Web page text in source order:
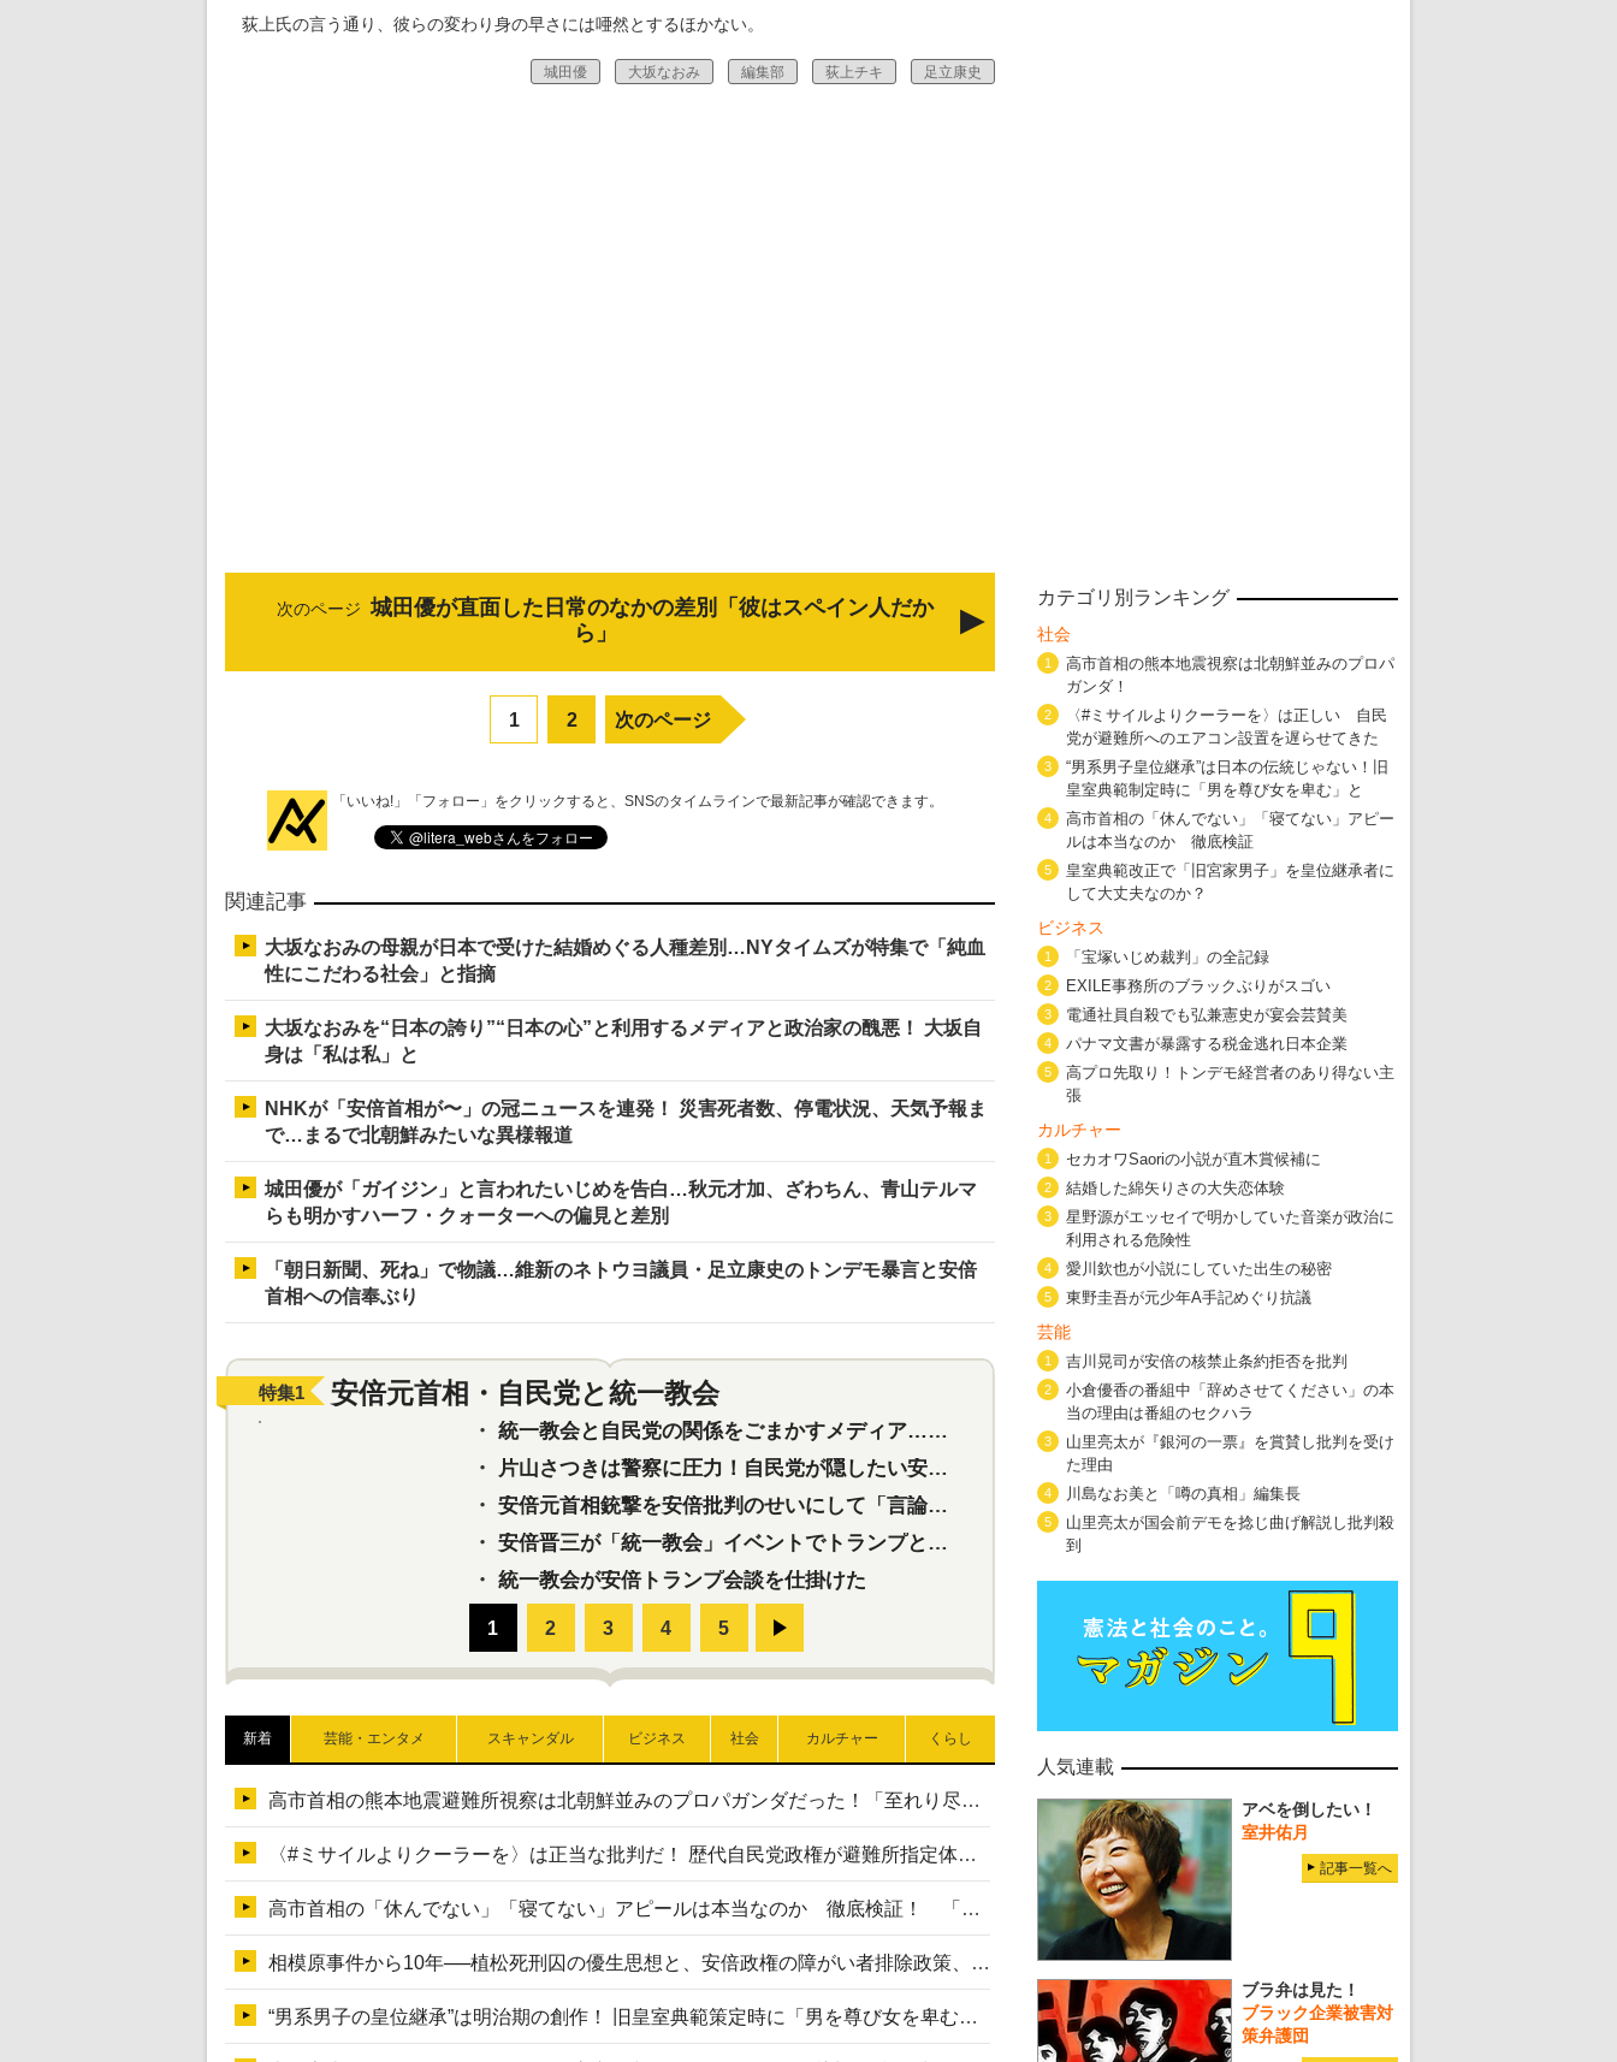
荻上氏の言う通り、彼らの変わり身の早さには唖然とするほかない。
城田優 大坂なおみ 編集部 荻上チキ 足立康史
次のページ 城田優が直面した日常のなかの差別「彼はスペイン人だか
ら」
1 2 次のページ
「いいね!」「フォロー」をクリックすると、SNSのタイムラインで最新記事が確認できます。
関連記事
大坂なおみの母親が日本で受けた結婚めぐる人種差別…NYタイムズが特集で「純血
性にこだわる社会」と指摘
大坂なおみを“日本の誇り”“日本の心”と利用するメディアと政治家の醜悪！ 大坂自
身は「私は私」と
NHKが「安倍首相が〜」の冠ニュースを連発！ 災害死者数、停電状況、天気予報ま
で…まるで北朝鮮みたいな異様報道
城田優が「ガイジン」と言われたいじめを告白…秋元才加、ざわちん、青山テルマ
らも明かすハーフ・クォーターへの偏見と差別
「朝日新聞、死ね」で物議…維新のネトウヨ議員・足立康史のトンデモ暴言と安倍
首相への信奉ぶり
特集1 安倍元首相・自民党と統一教会
・ 統一教会と自民党の関係をごまかすメディア…民放は有田芳生に発言自粛を要求
・
片山さつきは警察に圧力！自民党が隠したい安倍元首相と統一教会の深い関係
・ 安倍元首相銃撃を安倍批判のせいにして「言論封殺」に利用する自民党応援団
・ 安倍晋三が「統一教会」イベントでトランプと演説！同性婚や夫婦別姓を攻撃
・ 統一教会が安倍トランプ会談を仕掛けた
特集2 東京五輪強行開催特別企画 大ウソだら
・
五輪入場行進にすぎやまこういちの曲、杉田水脈の
・ 五輪サッカー・久保建英が南アの陽性者に「僕らに損ではない
・ 五輪でIOCラウンジ以外にVIPルーム、広告代理店は物品購入
新着 芸能・エンタメ スキャンダル ビジネス 社会 カルチャー くらし
高市首相の熊本地震避難所視察は北朝鮮並みのプロパガンダだった！「至れり尽くせり」の選ばれた避難所の一方で実態は…
〈#ミサイルよりクーラーを〉は正当な批判だ！ 歴代自民党政権が避難所指定体育館へのエアコン設置を遅らせてきた客観的事実
高市首相の「休んでない」「寝てない」アピールは本当なのか 徹底検証！ 「資料読み込み」「アイロンがけ」も矛盾だらけ…
相模原事件から10年──植松死刑囚の優生思想と、安倍政権の障がい者排除政策、右派勢力の差別主義との関係を改めて問う
“男系男子の皇位継承”は明治期の創作！ 旧皇室典範策定時に「男を尊び女を卑むの慣習、人民の脳髄」とトンデモ論で女性天皇を否定
カテゴリ別ランキング
社会
1
高市首相の熊本地震視察は北朝鮮並みのプロパ
ガンダ！
2
〈#ミサイルよりクーラーを〉は正しい 自民
党が避難所へのエアコン設置を遅らせてきた
3
“男系男子皇位継承”は日本の伝統じゃない！旧
皇室典範制定時に「男を尊び女を卑む」と
4
高市首相の「休んでない」「寝てない」アピー
ルは本当なのか 徹底検証
5
皇室典範改正で「旧宮家男子」を皇位継承者に
して大丈夫なのか？
ビジネス
1 「宝塚いじめ裁判」の全記録
2 EXILE事務所のブラックぶりがスゴい
3 電通社員自殺でも弘兼憲史が宴会芸賛美
4 パナマ文書が暴露する税金逃れ日本企業
5
高プロ先取り！トンデモ経営者のあり得ない主
張
カルチャー
1 セカオワSaoriの小説が直木賞候補に
2 結婚した綿矢りさの大失恋体験
3
星野源がエッセイで明かしていた音楽が政治に
利用される危険性
4 愛川欽也が小説にしていた出生の秘密
5 東野圭吾が元少年A手記めぐり抗議
芸能
1 吉川晃司が安倍の核禁止条約拒否を批判
2
小倉優香の番組中「辞めさせてください」の本
当の理由は番組のセクハラ
3
山里亮太が『銀河の一票』を賞賛し批判を受け
た理由
4 川島なお美と「噂の真相」編集長
5
山里亮太が国会前デモを捻じ曲げ解説し批判殺
到
人気連載
アベを倒したい！
室井佑月
記事一覧へ
ブラ弁は見た！
ブラック企業被害対
策弁護団